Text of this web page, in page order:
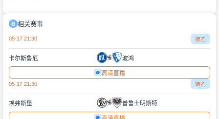
相关赛事
05-17 21:30 德乙
卡尔斯鲁厄 波鸿
高清直播
05-17 21:30 德乙
埃弗斯堡 普鲁士明斯特